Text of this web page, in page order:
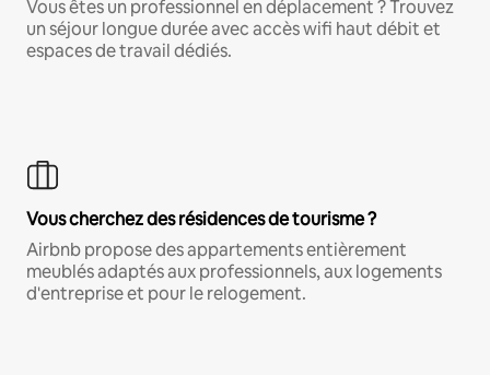
Vous êtes un professionnel en déplacement ? Trouvez
un séjour longue durée avec accès wifi haut débit et
espaces de travail dédiés.
Vous cherchez des résidences de tourisme ?
Airbnb propose des appartements entièrement
meublés adaptés aux professionnels, aux logements
d'entreprise et pour le relogement.